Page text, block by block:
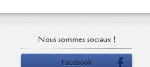
Nous sommes sociaux !
Facebook